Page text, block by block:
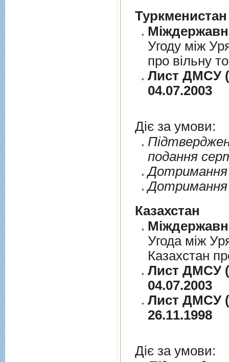
Туркменистан
Угоду між
про вільну
Лист ДМСУ
04.07.2003
Діє за умови:
подання
Дотримання
Дотримання
Казахстан
Угода між
Казахстан
Лист ДМСУ
04.07.2003
Лист ДМСУ
26.11.1998
Діє за умови: